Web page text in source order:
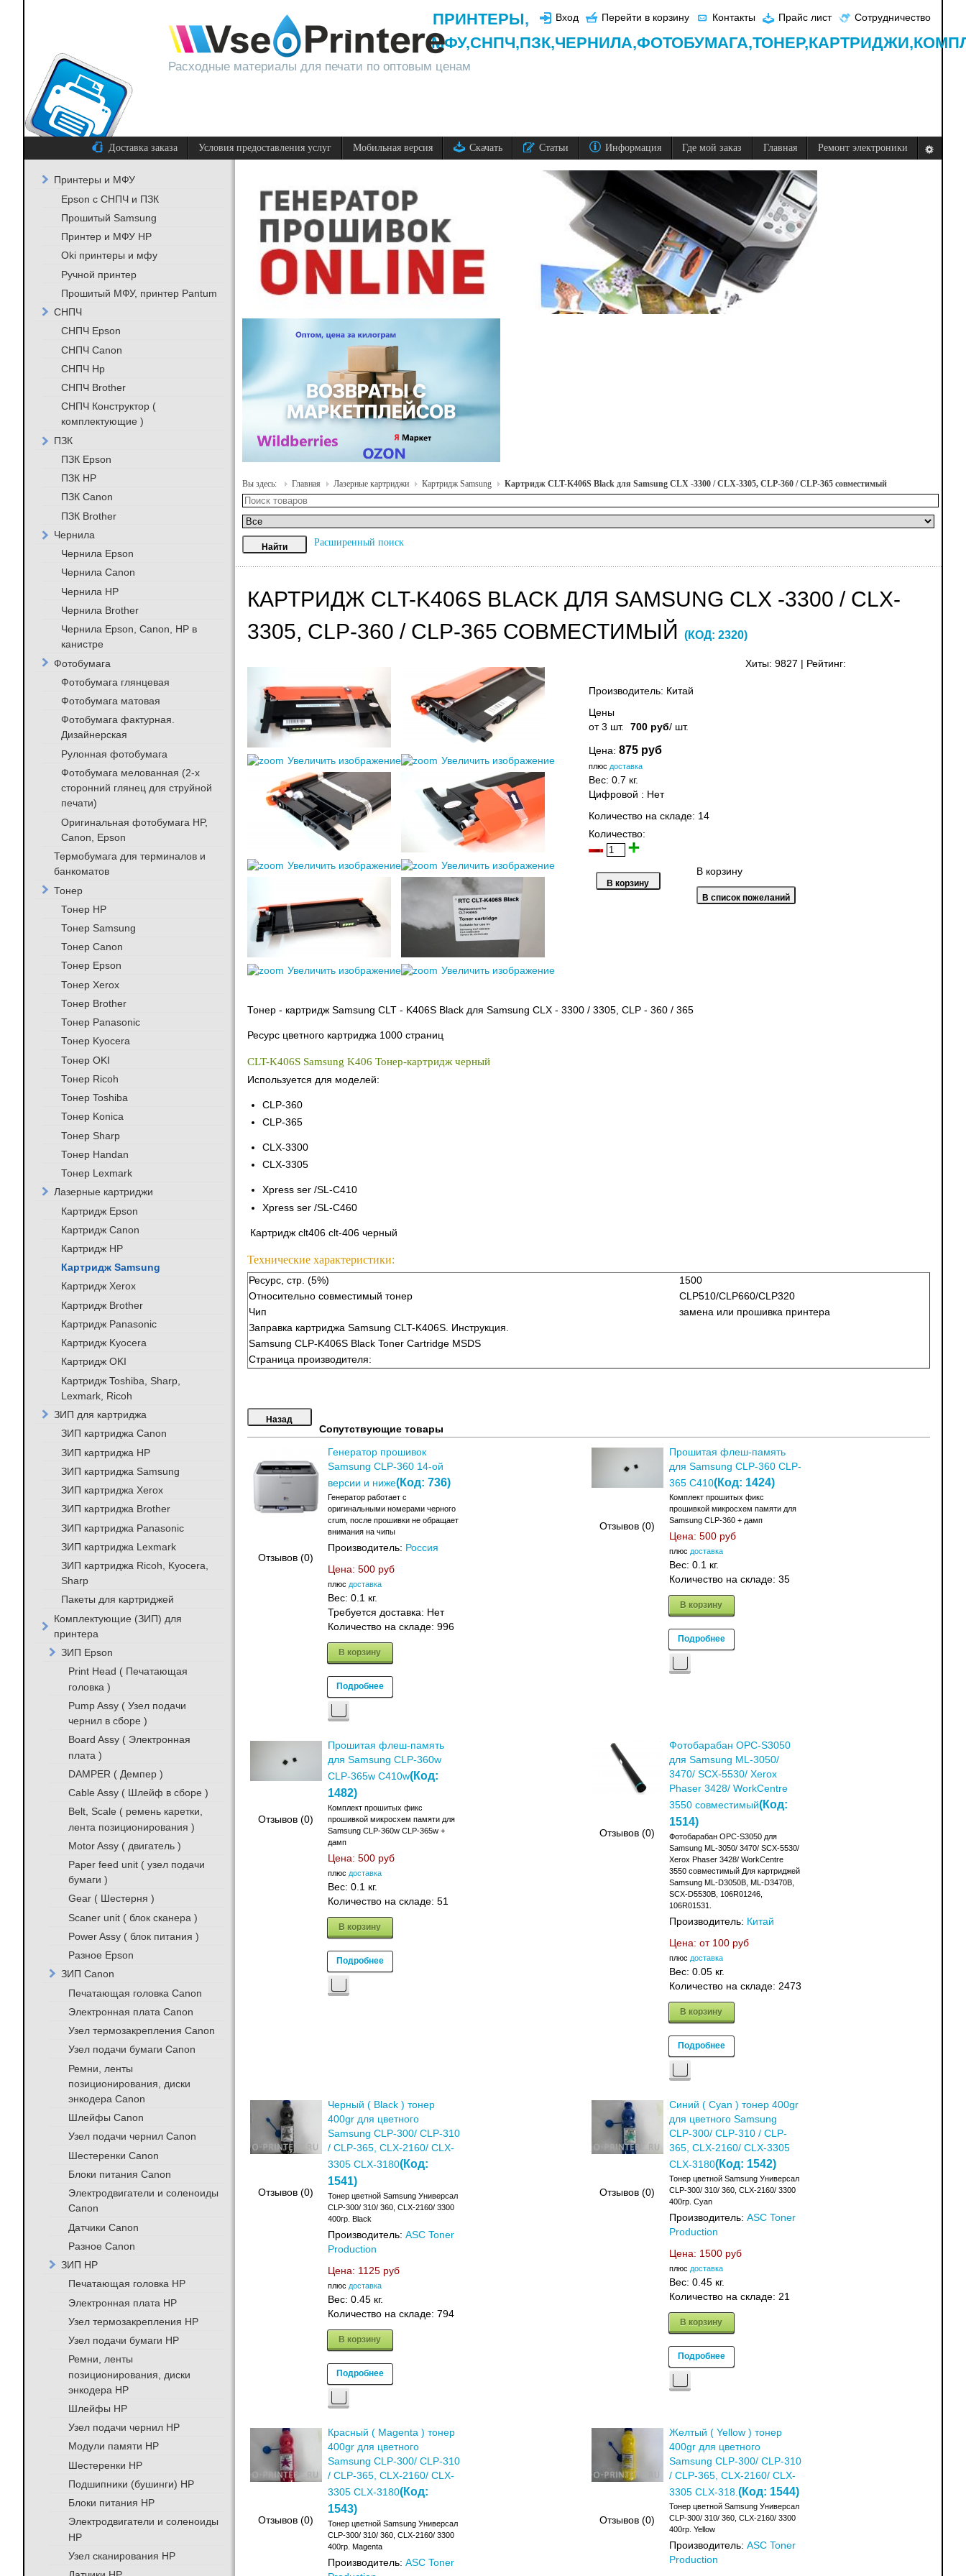
Расходные материалы для печати по оптовым ценам
Вход Перейти в корзину Контакты Прайс лист Сотрудничество
ПРИНТЕРЫ,
МФУ,СНПЧ,ПЗК,ЧЕРНИЛА,ФОТОБУМАГА,ТОНЕР,КАРТРИДЖИ,
Доставка заказа Условия предоставления услуг Мобильная версия Скачать Статьи Информация Где мой заказ Главная Ремонт электроники
Вы здесь: Главная Лазерные картриджи Картридж Samsung Картридж CLT-K406S Black для Samsung CLX -3300 / CLX-3305, CLP-360 / CLP-365 совместимый
Расширенный поиск
КАРТРИДЖ CLT-K406S BLACK ДЛЯ SAMSUNG CLX -3300 / CLX-
3305, CLP-360 / CLP-365 СОВМЕСТИМЫЙ (КОД: 2320)
Хиты: 9827 Рейтинг:
Увеличить изображение Увеличить изображение
Увеличить изображение Увеличить изображение
Увеличить изображение Увеличить изображение
Производитель: Китай
Цены
от 3 шт.
700 руб/ шт.
Цена: 875 руб
плюс доставка
Вес: 0.7 кг.
Цифровой : Нет
Количество на складе: 14
Количество:
В корзину
Тонер - картридж Samsung CLT - K406S Blackдля Samsung CLX - 3300 / 3305, CLP - 360 / 365
Ресурс цветного картриджа 1000 страниц
CLT-K406S Samsung K406 Тонер-картридж черный
Используется для моделей:
CLP-360
CLP-365
CLX-3300
CLX-3305
Xpress ser /SL-C410
Xpress ser /SL-C460
Картридж clt406 clt-406 черный
Технические характеристики:
Ресурс, стр. (5%)
1500
Относительно совместимый тонер
CLP510/CLP660/CLP320
Чип
замена или прошивка принтера
Заправка картриджа Samsung CLT-K406S. Инструкция.
Samsung CLP-K406S Black Toner Cartridge MSDS
Страница производителя:
Сопутствующие товары
Отзывов (0)
Генератор прошивок
Samsung CLP-360 14-ой
версии и ниже(Код: 736)
Генератор работает с
оригинальными номерами черного
crum, после прошивки не обращает
внимания на чипы
Производитель: Россия
Цена: 500 руб
плюс доставка
Вес: 0.1 кг.
Требуется доставка: Нет
Количество на складе: 996
В корзину
Подробнее
Отзывов (0)
Прошитая флеш-память
для Samsung CLP-360 CLP-
365 C410(Код: 1424)
Комплект прошитых фикс
прошивкой микросхем памяти для
Samsung CLP-360 + дамп
Цена: 500 руб
плюс доставка
Вес: 0.1 кг.
Количество на складе: 35
В корзину
Подробнее
Отзывов (0)
Прошитая флеш-память
для Samsung CLP-360w
CLP-365w C410w(Код:
1482)
Комплект прошитых фикс
прошивкой микросхем памяти для
Samsung CLP-360w CLP-365w +
дамп
Цена: 500 руб
плюс доставка
Вес: 0.1 кг.
Количество на складе: 51
В корзину
Подробнее
Отзывов (0)
Фотобарабан OPC-S3050
для Samsung ML-3050/
3470/ SCX-5530/ Xerox
Phaser 3428/ WorkCentre
3550 совместимый(Код:
1514)
Фотобарабан OPC-S3050 для
Samsung ML-3050/ 3470/ SCX-5530/
Xerox Phaser 3428/ WorkCentre
3550 совместимый Для картриджей
Samsung ML-D3050B, ML-D3470B,
SCX-D5530B, 106R01246,
106R01531.
Производитель: Китай
Цена: от 100 руб
плюс доставка
Вес: 0.05 кг.
Количество на складе: 2473
В корзину
Подробнее
Отзывов (0)
Черный ( Black ) тонер
400gr для цветного
Samsung CLP-300/ CLP-310
/ CLP-365, CLX-2160/ CLX-
3305 CLX-3180(Код:
1541)
Тонер цветной Samsung Универсал
CLP-300/ 310/ 360, CLX-2160/ 3300
400гр. Black
Производитель: ASC Toner
Production
Цена: 1125 руб
плюс доставка
Вес: 0.45 кг.
Количество на складе: 794
В корзину
Подробнее
Отзывов (0)
Синий ( Cyan ) тонер 400gr
для цветного Samsung
CLP-300/ CLP-310 / CLP-
365, CLX-2160/ CLX-3305
CLX-3180(Код: 1542)
Тонер цветной Samsung Универсал
CLP-300/ 310/ 360, CLX-2160/ 3300
400гр. Cyan
Производитель: ASC Toner
Production
Цена: 1500 руб
плюс доставка
Вес: 0.45 кг.
Количество на складе: 21
В корзину
Подробнее
Отзывов (0)
Красный ( Magenta ) тонер
400gr для цветного
Samsung CLP-300/ CLP-310
/ CLP-365, CLX-2160/ CLX-
3305 CLX-3180(Код:
1543)
Тонер цветной Samsung Универсал
CLP-300/ 310/ 360, CLX-2160/ 3300
400гр. Magenta
Производитель: ASC Toner
Отзывов (0)
Желтый ( Yellow ) тонер
400gr для цветного
Samsung CLP-300/ CLP-310
/ CLP-365, CLX-2160/ CLX-
3305 CLX-318. (Код: 1544)
Тонер цветной Samsung Универсал
CLP-300/ 310/ 360, CLX-2160/ 3300
400гр. Yellow
Производитель: ASC Toner
Production
Принтеры и МФУ
Epson с СНПЧ и ПЗК
Прошитый Samsung
Принтер и МФУ HP
Oki принтеры и мфу
Ручной принтер
Прошитый МФУ, принтер Pantum
СНПЧ
СНПЧ Epson
СНПЧ Canon
СНПЧ Hp
СНПЧ Brother
СНПЧ Конструктор (
комплектующие )
ПЗК
ПЗК Epson
ПЗК HP
ПЗК Canon
ПЗК Brother
Чернила
Чернила Epson
Чернила Canon
Чернила HP
Чернила Brother
Чернила Epson, Canon, HP в
канистре
Фотобумага
Фотобумага глянцевая
Фотобумага матовая
Фотобумага фактурная.
Дизайнерская
Рулонная фотобумага
Фотобумага мелованная (2-х
сторонний глянец для струйной
печати)
Оригинальная фотобумага HP,
Canon, Epson
Термобумага для терминалов и
банкоматов
Тонер
Тонер HP
Тонер Samsung
Тонер Canon
Тонер Epson
Тонер Xerox
Тонер Brother
Тонер Panasonic
Тонер Kyocera
Тонер OKI
Тонер Ricoh
Тонер Toshiba
Тонер Konica
Тонер Sharp
Тонер Handan
Тонер Lexmark
Лазерные картриджи
Картридж Epson
Картридж Canon
Картридж HP
Картридж Samsung
Картридж Xerox
Картридж Brother
Картридж Panasonic
Картридж Kyocera
Картридж OKI
Картридж Toshiba, Sharp,
Lexmark, Ricoh
ЗИП для картриджа
ЗИП картриджа Canon
ЗИП картриджа HP
ЗИП картриджа Samsung
ЗИП картриджа Xerox
ЗИП картриджа Brother
ЗИП картриджа Panasonic
ЗИП картриджа Lexmark
ЗИП картриджа Ricoh, Kyocera,
Sharp
Пакеты для картриджей
Комплектующие (ЗИП) для
принтера
ЗИП Epson
Print Head ( Печатающая
головка )
Pump Assy ( Узел подачи
чернил в сборе )
Board Assy ( Электронная
плата )
DAMPER ( Демпер )
Cable Assy ( Шлейф в сборе )
Belt, Scale ( ремень каретки,
лента позиционирования )
Motor Assy ( двигатель )
Paper feed unit ( узел подачи
бумаги )
Gear ( Шестерня )
Scaner unit ( блок сканера )
Power Assy ( блок питания )
Разное Epson
ЗИП Canon
Печатающая головка Canon
Электронная плата Canon
Узел термозакрепления Canon
Узел подачи бумаги Canon
Ремни, ленты
позиционирования, диски
энкодера Canon
Шлейфы Canon
Узел подачи чернил Canon
Шестеренки Canon
Блоки питания Canon
Электродвигатели и соленоиды
Canon
Датчики Canon
Разное Canon
ЗИП HP
Печатающая головка HP
Электронная плата HP
Узел термозакрепления HP
Узел подачи бумаги HP
Ремни, ленты
позиционирования, диски
энкодера HP
Шлейфы HP
Узел подачи чернил HP
Модули памяти HP
Шестеренки HP
Подшипники (бушинги) HP
Блоки питания HP
Электродвигатели и соленоиды
HP
Узел сканирования HP